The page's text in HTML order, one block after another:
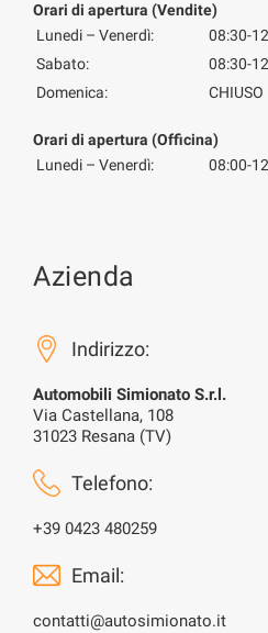
Orari di apertura (Vendite)
Lunedi – Venerdì:
08:30-
Sabato:
08:30-
Domenica:
CHIUSO
Orari di apertura (Officina)
Lunedi – Venerdì:
08:00-
Azienda
Indirizzo:
Automobili Simionato S.r.l.
Via Castellana, 108
31023 Resana (TV)
Telefono:
+39 0423 480259
Email:
contatti@autosimionato.it